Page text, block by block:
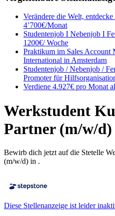
Verändere die Welt,
4’700€/Monat
Studentenjob I Nebenjob I
1200€/ Woche
Praktikum im Sales Account
International in Amsterdam
Studentenjob / Nebenjob /
Promoter für
Verdiene 4.927€ pro Monat
Werkstudent
Partner (m/w/d)
Bewirb dich jetzt auf die Stetelle
(m/w/d) in .
Diese Stellenanzeige ist leider